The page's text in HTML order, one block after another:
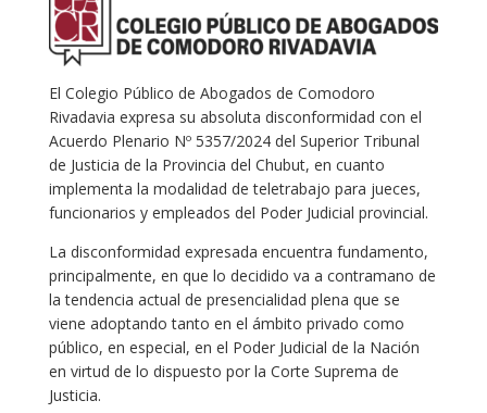
El Colegio Público de Abogados de Comodoro
Rivadavia expresa su absoluta disconformidad con el
Acuerdo Plenario Nº 5357/2024 del Superior Tribunal
de Justicia de la Provincia del Chubut, en cuanto
implementa la modalidad de teletrabajo para jueces,
funcionarios y empleados del Poder Judicial provincial.
La disconformidad expresada encuentra fundamento,
principalmente, en que lo decidido va a contramano de
la tendencia actual de presencialidad plena que se
viene adoptando tanto en el ámbito privado como
público, en especial, en el Poder Judicial de la Nación
en virtud de lo dispuesto por la Corte Suprema de
Justicia.